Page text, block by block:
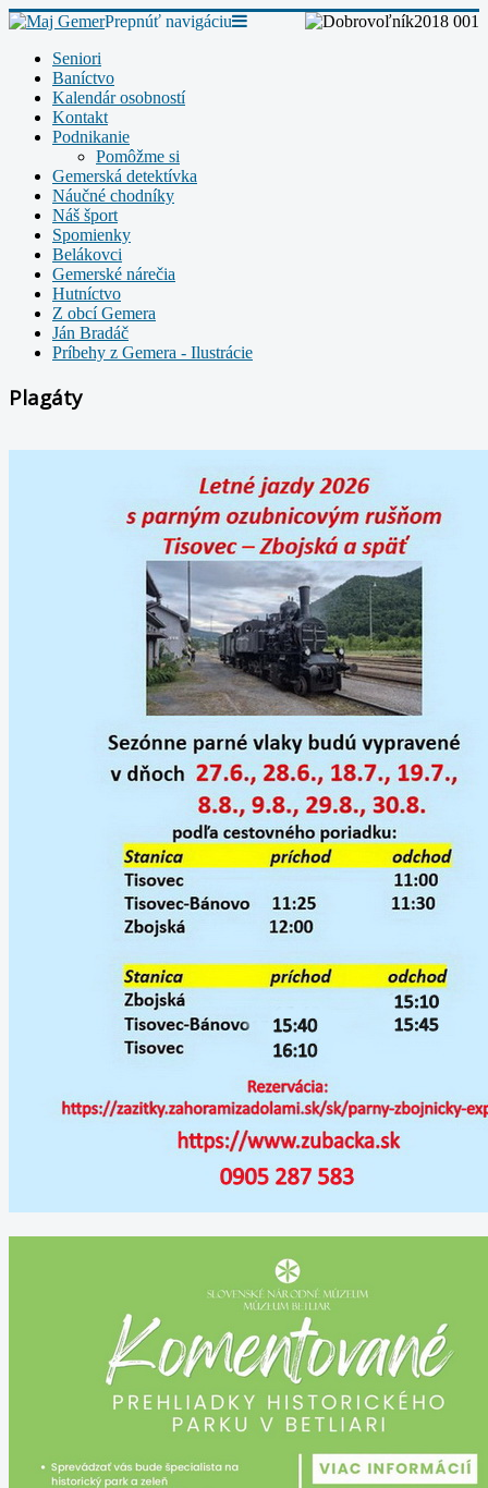
Prepnúť navigáciu
Seniori
Baníctvo
Kalendár osobností
Kontakt
Podnikanie
Pomôžme si
Gemerská detektívka
Náučné chodníky
Náš šport
Spomienky
Belákovci
Gemerské nárečia
Hutníctvo
Z obcí Gemera
Ján Bradáč
Príbehy z Gemera - Ilustrácie
Plagáty